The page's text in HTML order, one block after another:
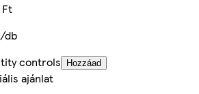
db
controls
Hozzáad
ajánlat